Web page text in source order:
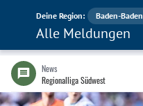
Deine Region: Baden-Baden
Alle Meldungen
News
Regionalliga Südwest